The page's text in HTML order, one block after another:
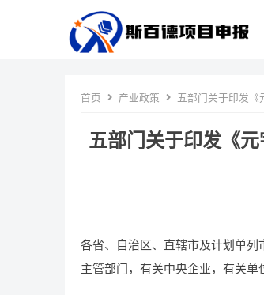
首页 产业政策 五部门关于印发《
五部门关于印发《
各省、自治区、直辖市及计划单
主管部门，有关中央企业，有关单